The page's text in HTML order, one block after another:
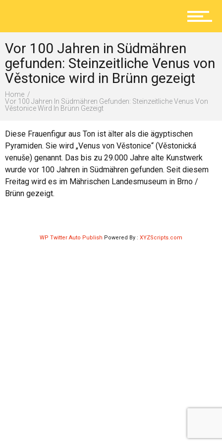
Lokal
Ratgeber
Service
Kolumne
Vor 100 Jahren in Südmähren
gefunden: Steinzeitliche Venus von
Věstonice wird in Brünn gezeigt
Home
Vor 100 Jahren In Südmähren Gefunden: Steinzeitliche Venus Von
Věstonice Wird In Brünn Gezeigt
Diese Frauenfigur aus Ton ist älter als die ägyptischen
Pyramiden. Sie wird „Venus von Věstonice“ (Věstonická
venuše) genannt. Das bis zu 29.000 Jahre alte Kunstwerk
wurde vor 100 Jahren in Südmähren gefunden. Seit diesem
Freitag wird es im Mährischen Landesmuseum in Brno /
Brünn gezeigt.
WP Twitter Auto Publish Powered By : XYZScripts.com